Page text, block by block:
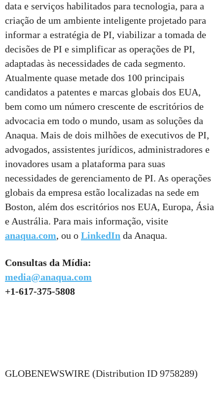
data e serviços habilitados para tecnologia, para a
criação de um ambiente inteligente projetado para
informar a estratégia de PI, viabilizar a tomada de
decisões de PI e simplificar as operações de PI,
adaptadas às necessidades de cada segmento.
Atualmente quase metade dos 100 principais
candidatos a patentes e marcas globais dos EUA,
bem como um número crescente de escritórios de
advocacia em todo o mundo, usam as soluções da
Anaqua. Mais de dois milhões de executivos de PI,
advogados, assistentes jurídicos, administradores e
inovadores usam a plataforma para suas
necessidades de gerenciamento de PI. As operações
globais da empresa estão localizadas na sede em
Boston, além dos escritórios nos EUA, Europa, Ásia
e Austrália. Para mais informação, visite
anaqua.com, ou o LinkedIn da Anaqua.
Consultas da Mídia:
media@anaqua.com
+1-617-375-5808
GLOBENEWSWIRE (Distribution ID 9758289)